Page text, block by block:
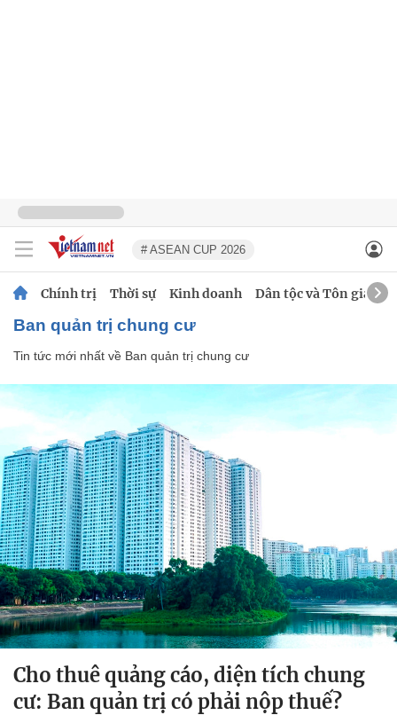
# ASEAN CUP 2026
Chính trị Thời sự Kinh doanh Dân tộc và Tôn giáo
Ban quản trị chung cư
Tin tức mới nhất về Ban quản trị chung cư
Cho thuê quảng cáo, diện tích chung
cư: Ban quản trị có phải nộp thuế?